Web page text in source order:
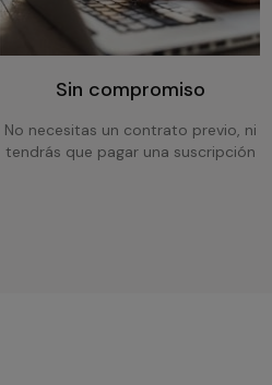
Sin compromiso
No necesitas un contrato previo, ni
tendrás que pagar una suscripción